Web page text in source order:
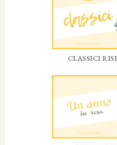
CLASSICI